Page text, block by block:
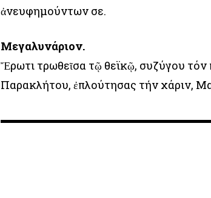
ἀνευφημούντων σε.
Μεγαλυνάριον.
Ἔρωτι τρωθεῖσα τῷ θεϊκῷ, συζύγου
Παρακλήτου, ἐπλούτησας τήν χάριν,